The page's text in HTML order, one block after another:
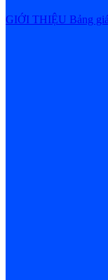
GIỚI THIỆU Bảng giá